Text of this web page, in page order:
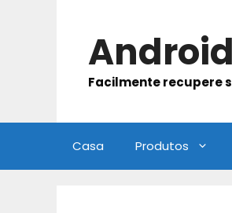
Facilmente recupere
Casa Produtos